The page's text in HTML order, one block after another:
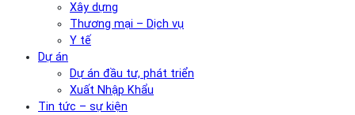
Xây dựng
Thương mại – Dịch vụ
Y tế
Dự án
Dự án đầu tư, phát triển
Xuất Nhập Khẩu
Tin tức – sự kiện